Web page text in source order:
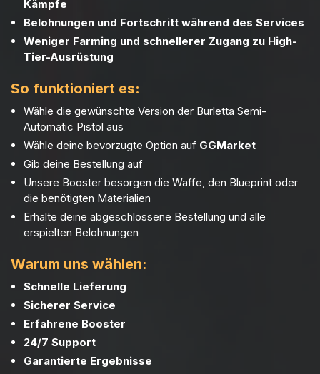
Kämpfe
Belohnungen und Fortschritt während des Services
Weniger Farming und schnellerer Zugang zu High-
Tier-Ausrüstung
So funktioniert es:
Wähle die gewünschte Version der Burletta Semi-
Automatic Pistol aus
Wähle deine bevorzugte Option auf GGMarket
Gib deine Bestellung auf
Unsere Booster besorgen die Waffe, den Blueprint oder
die benötigten Materialien
Erhalte deine abgeschlossene Bestellung und alle
erspielten Belohnungen
Warum uns wählen:
Schnelle Lieferung
Sicherer Service
Erfahrene Booster
24/7 Support
Garantierte Ergebnisse